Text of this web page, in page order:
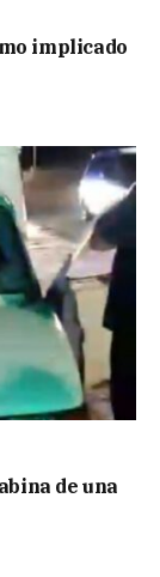
implicado
de una